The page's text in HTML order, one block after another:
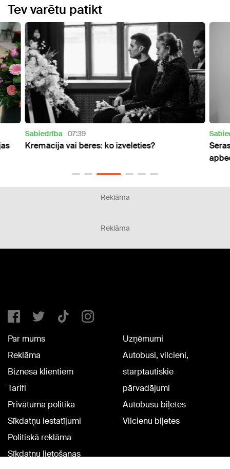
Tev varētu patikt
Sabiedrība 07:39
Kremācija vai bēres: ko izvēlēties?
Reklāma
Reklāma
Par mums
Reklāma
Biznesa klientiem
Tarifi
Privātuma politika
Sīkdatņu iestatījumi
Politiskā reklāma
Sīkdatņu lietošanas
Uzņēmumi
Autobusi, vilcieni,
starptautiskie
pārvadājumi
Autobusu biļetes
Vilcienu biļetes